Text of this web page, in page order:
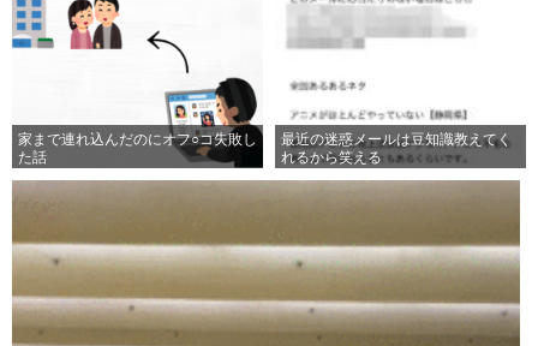
家まで連れ込んだのにオフ○コ失敗し
た話
最近の迷惑メールは豆知識教えてく
れるから笑える